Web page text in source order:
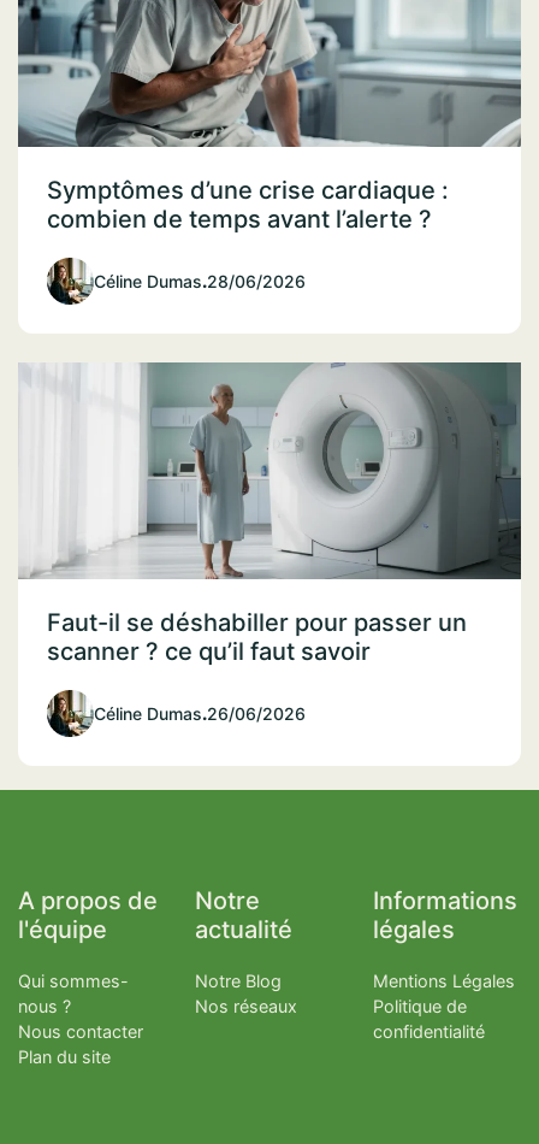
Symptômes d’une crise cardiaque :
combien de temps avant l’alerte ?
Céline Dumas.28/06/2026
Faut-il se déshabiller pour passer un
scanner ? ce qu’il faut savoir
Céline Dumas.26/06/2026
A propos de
l'équipe
Qui sommes-
nous ?
Nous contacter
Plan du site
Notre
actualité
Notre Blog
Nos réseaux
Informations
légales
Mentions Légales
Politique de
confidentialité